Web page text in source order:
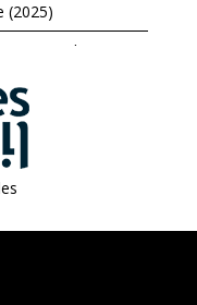
(2025)
Au 3e Volume
(2024)
3e Volume (2024)
(2024)
(2024)